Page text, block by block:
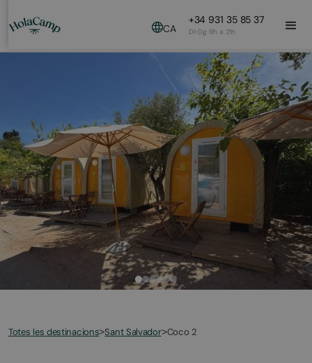
CA
+34 931 35 85 37
Dl-Dg 9h a 21h
Totes les destinacions>Sant Salvador>Coco 2